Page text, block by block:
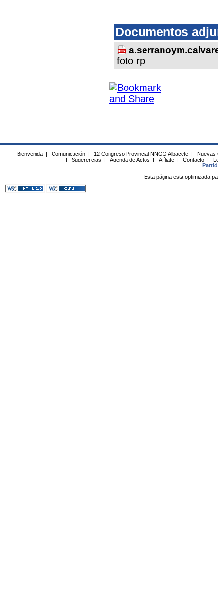
Documentos
foto rp
Bienvenida | Comunicación | 12 Congreso Provincial NNGG Albacete |
Nuevas
|
Sugerencias | Agenda de Actos | Afíliate | Contacto |
Esta página esta optimizada